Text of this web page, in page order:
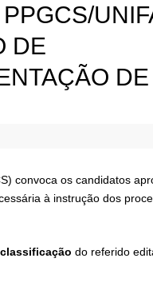
DE
DE
convoca os candidatos
à instrução dos
do referido